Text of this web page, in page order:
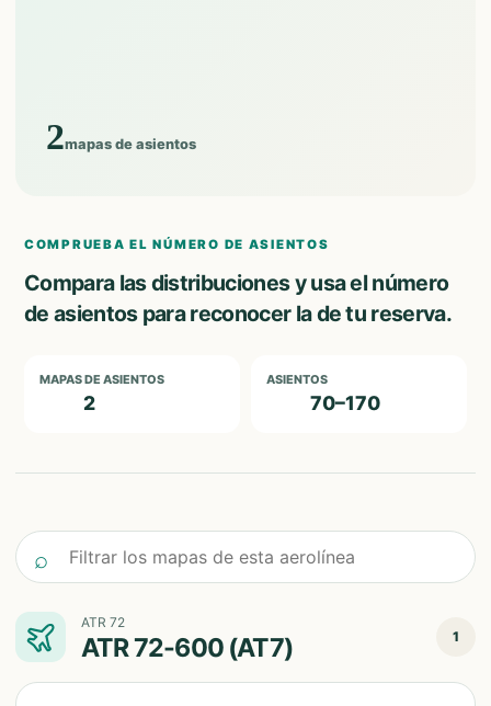
2mapas de asientos
COMPRUEBA EL NÚMERO DE ASIENTOS
Compara las distribuciones y usa el número
de asientos para reconocer la de tu reserva.
MAPAS DE ASIENTOS
2
ASIENTOS
70–170
⌕
Filtrar los mapas de esta aerolínea
ATR 72
ATR 72-600 (AT7) 1